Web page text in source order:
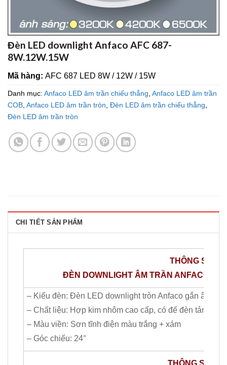
Đèn LED downlight Anfaco AFC 687-
8W.12W.15W
Mã hàng: AFC 687 LED 8W / 12W / 15W
Danh mục: Anfaco LED âm trần chiếu thẳng Anfaco LED âm trần
COB Anfaco LED âm trần tròn Đèn LED âm trần chiếu thẳng
Đèn LED âm trần tròn
CHI TIẾT SẢN PHẨM
THÔNG​ SỐ
ĐÈN DOWNLIGHT ÂM TRẦN ANFACO
– Kiểu đèn: Đèn LED downlight tròn Anfaco gắn âm trần
– Chất liệu: Hợp kim nhôm cao cấp, có đế đèn tản nhiệt
– Màu viền: Sơn tĩnh điện màu trắng + xám
– Góc chiếu: 24°
THÔNG SỐ